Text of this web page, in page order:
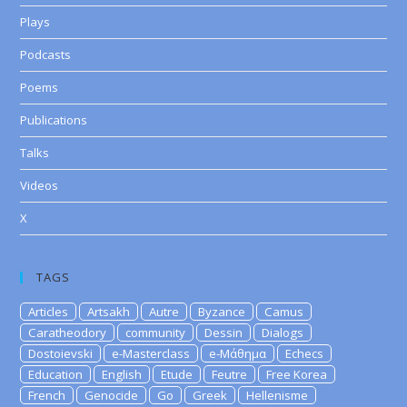
Plays
Podcasts
Poems
Publications
Talks
Videos
X
TAGS
Articles Artsakh Autre Byzance
Camus
Caratheodory
community Dessin
Dialogs
Dostoievski
e-Masterclass e-Μάθημα
Echecs
Education
English Etude Feutre
Free Korea
French
Genocide Go Greek
Hellenisme